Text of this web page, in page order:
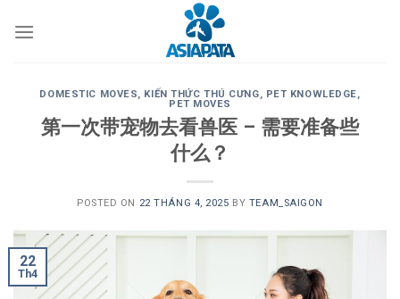
DOMESTIC MOVES, KIẾN THỨC THÚ CƯNG, PET KNOWLEDGE,
PET MOVES
第一次带宠物去看兽医 – 需要准备些
什么？
POSTED ON 22 THÁNG 4, 2025 BY TEAM_SAIGON
22
Th4